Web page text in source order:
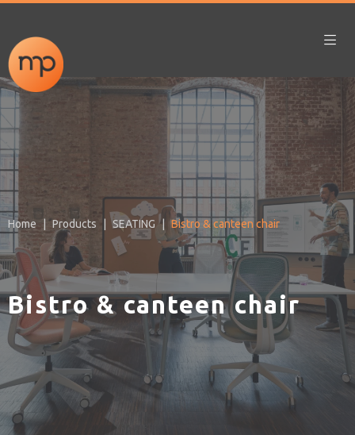
Home Products SEATING Bistro & canteen chair
Bistro & canteen chair